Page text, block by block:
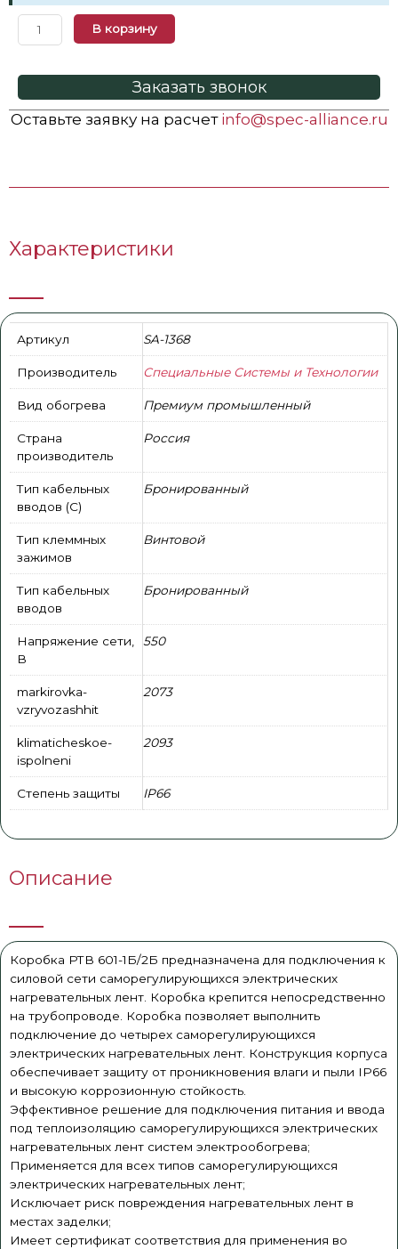
В корзину
Заказать звонок
Оставьте заявку на расчет info@spec-alliance.ru
Характеристики
Артикул SA-1368
Производитель Специальные Системы и Технологии
Вид обогрева Премиум промышленный
Страна
производитель
Россия
Тип кабельных
вводов (С)
Бронированный
Тип клеммных
зажимов
Винтовой
Тип кабельных
вводов
Бронированный
Напряжение сети,
В
550
markirovka-
vzryvozashhit
2073
klimaticheskoe-
ispolneni
2093
Степень защиты IP66
Описание
Коробка РТВ 601-1Б/2Б предназначена для подключения к
силовой сети саморегулирующихся электрических
нагревательных лент. Коробка крепится непосредственно
на трубопроводе. Коробка позволяет выполнить
подключение до четырех саморегулирующихся
электрических нагревательных лент. Конструкция корпуса
обеспечивает защиту от проникновения влаги и пыли IP66
и высокую коррозионную стойкость.
Эффективное решение для подключения питания и ввода
под теплоизоляцию саморегулирующихся электрических
нагревательных лент систем электрообогрева;
Применяется для всех типов саморегулирующихся
электрических нагревательных лент;
Исключает риск повреждения нагревательных лент в
местах заделки;
Имеет сертификат соответствия для применения во